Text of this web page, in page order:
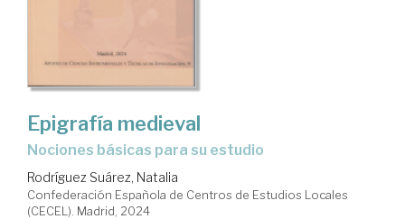
Epigrafía medieval
Nociones básicas para su estudio
Rodríguez Suárez, Natalia
Confederación Española de Centros de Estudios Locales
(CECEL). Madrid, 2024